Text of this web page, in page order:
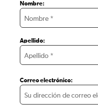
Nombre:
Apellido:
Correo electrónico: